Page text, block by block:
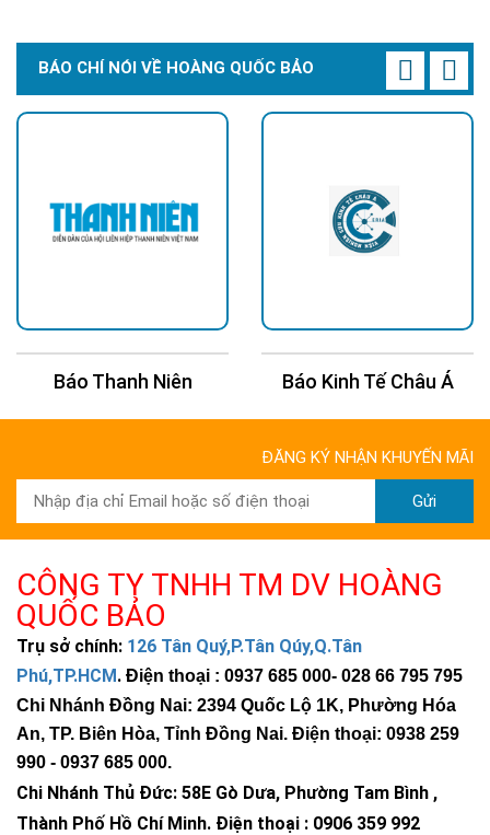
BÁO CHÍ NÓI VỀ HOÀNG QUỐC BẢO
Báo Kinh Tế Châu Á Báo 24H
ĐĂNG KÝ NHẬN KHUYẾN MÃI
Gửi
CÔNG TY TNHH TM DV HOÀNG
QUỐC BẢO
Trụ sở chính: 126 Tân Quý,P.Tân Qúy,Q.Tân
Phú,TP.HCM. Điện thoại : 0937 685 000- 028 66 795 795
Chi Nhánh Đồng Nai: 2394 Quốc Lộ 1K, Phường Hóa
An, TP. Biên Hòa, Tỉnh Đồng Nai. Điện thoại: 0938 259
990 - 0937 685 000.
Chi Nhánh Thủ Đức: 58E Gò Dưa, Phường Tam Bình ,
Thành Phố Hồ Chí Minh. Điện thoại : 0906 359 992